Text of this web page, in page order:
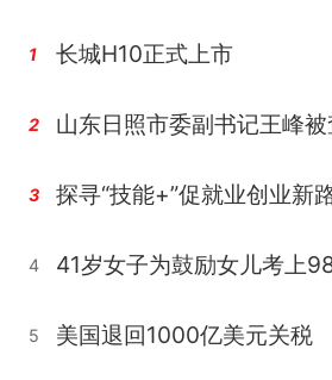
1 长城H10正式上市
2 山东日照市委副书记王峰被
3 探寻“技能+”促就业创业新
4
5 美国退回1000亿美元关税